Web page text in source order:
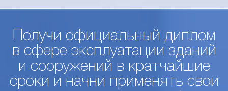
Получи официальный диплом
в сфере эксплуатации зданий
и сооружений в кратчайшие
сроки и начни применять свои